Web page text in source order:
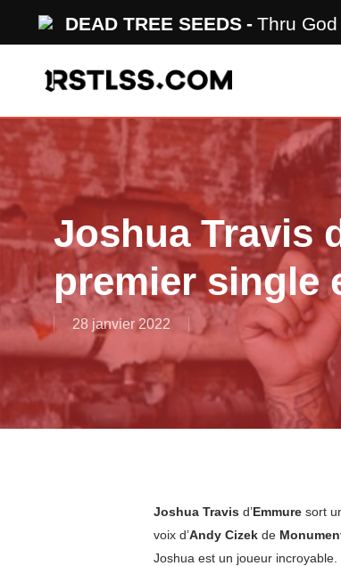
DEAD TREE SEEDS Thru
Joshua Travis
premier single
28 janvier 2022
Joshua Travis d’Emmure sort
voix d’Andy Cizek de
Joshua est un joueur incroyable.